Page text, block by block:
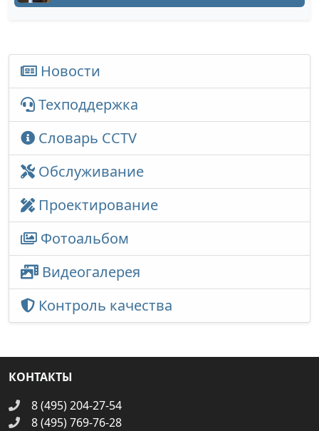
Новости
Техподдержка
Словарь CCTV
Обслуживание
Проектирование
Фотоальбом
Видеогалерея
Контроль качества
КОНТАКТЫ
8 (495) 204-27-54
8 (495) 769-76-28